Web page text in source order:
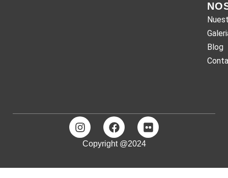
Blog
Copyright @2024